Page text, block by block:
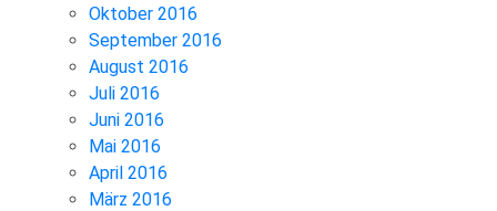
Oktober 2016
September 2016
August 2016
Juli 2016
Juni 2016
Mai 2016
April 2016
März 2016